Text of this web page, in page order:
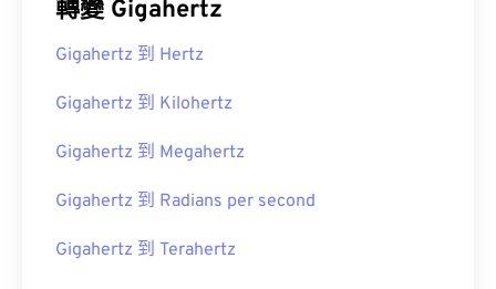
轉變 Gigahertz
Gigahertz 到 Hertz
Gigahertz 到 Kilohertz
Gigahertz 到 Megahertz
Gigahertz 到 Radians per second
Gigahertz 到 Terahertz